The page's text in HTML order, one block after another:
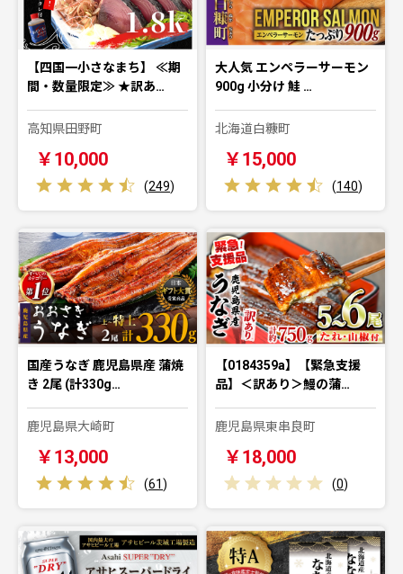
【四国一小さなまち】 ≪期
間・数量限定≫ ★訳あ…
高知県田野町
￥10,000
(249)
大人気 エンペラーサーモン
900g 小分け 鮭 …
北海道白糠町
￥15,000
(140)
国産うなぎ 鹿児島県産 蒲焼
き 2尾 (計330g…
鹿児島県大崎町
￥13,000
(61)
【0184359a】【緊急支援
品】＜訳あり＞鰻の蒲…
鹿児島県東串良町
￥18,000
(0)